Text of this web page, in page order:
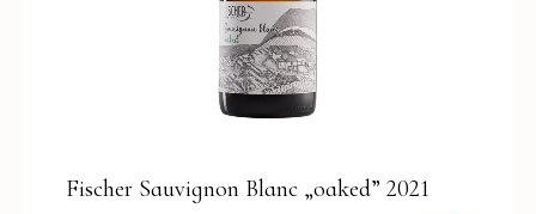
Fischer Sauvignon Blanc „oaked” 2021